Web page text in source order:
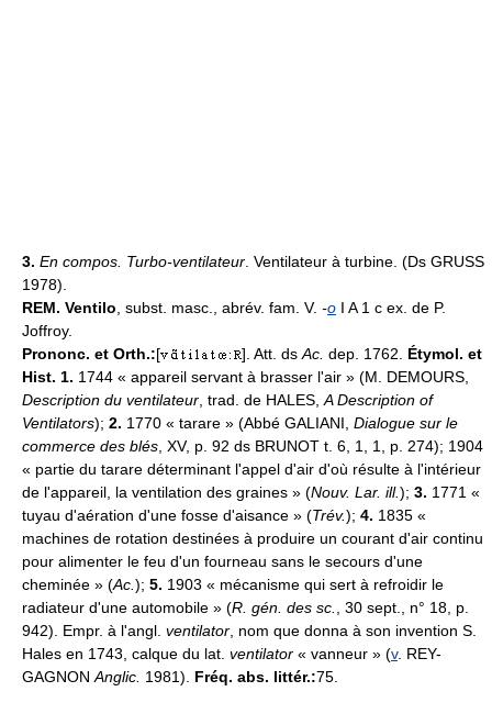
3. En compos. Turbo-ventilateur . Ventilateur à turbine. (Ds GRUSS
1978).
REM. Ventilo , subst. masc., abrév. fam. V. -o I A 1 c ex. de P.
Joffroy.
Prononc. et Orth.:[ ]. Att. ds Ac. dep. 1762. Étymol. et
Hist. 1. 1744 « appareil servant à brasser l'air » (M. DEMOURS,
Description du ventilateur , trad. de HALES, A Description of
Ventilators); 2. 1770 « tarare » (Abbé GALIANI, Dialogue sur le
commerce des blés , XV, p. 92 ds BRUNOT t. 6, 1, 1, p. 274); 1904
« partie du tarare déterminant l'appel d'air d'où résulte à l'intérieur
de l'appareil, la ventilation des graines » (Nouv. Lar. ill.); 3. 1771 «
tuyau d'aération d'une fosse d'aisance » (Trév.); 4. 1835 «
machines de rotation destinées à produire un courant d'air continu
pour alimenter le feu d'un fourneau sans le secours d'une
cheminée » (Ac. ); 5. 1903 « mécanisme qui sert à refroidir le
radiateur d'une automobile » (R. gén. des sc.
, 30 sept., n° 18, p.
942). Empr. à l'angl. ventilator , nom que donna à son invention S.
Hales en 1743, calque du lat. ventilator « vanneur » (v. REY-
GAGNON Anglic. 1981). Fréq. abs. littér.:75.